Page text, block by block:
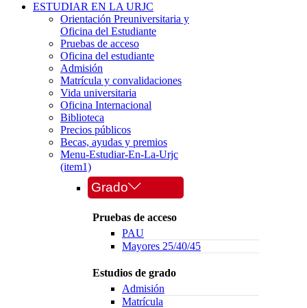
ESTUDIAR EN LA URJC
Orientación Preuniversitaria y
Oficina del Estudiante
Pruebas de acceso
Oficina del estudiante
Admisión
Matrícula y convalidaciones
Vida universitaria
Oficina Internacional
Biblioteca
Precios públicos
Becas, ayudas y premios
Menu-Estudiar-En-La-Urjc
(item1)
Grado
Pruebas de acceso
PAU
Mayores 25/40/45
Estudios de grado
Admisión
Matrícula